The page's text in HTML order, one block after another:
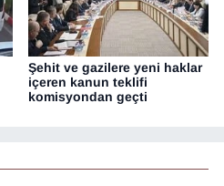
Şehit ve gazilere yeni haklar
içeren kanun teklifi
komisyondan geçti